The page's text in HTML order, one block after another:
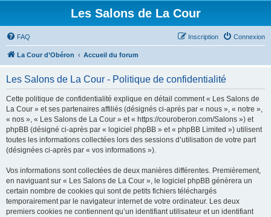
Les Salons de La Cour
FAQ Connexion
Inscription
La Cour d’Obéron Accueil du forum
Les Salons de La Cour - Politique de confidentialité
Cette politique de confidentialité explique en détail comment « Les Salons de
La Cour » et ses partenaires affiliés (désignés ci-après par « nous », « notre »,
« nos », « Les Salons de La Cour » et « https://couroberon.com/Salons ») et
phpBB (désigné ci-après par « logiciel phpBB » et « phpBB Limited ») utilisent
toutes les informations collectées lors des sessions d’utilisation de votre part
(désignées ci-après par « vos informations »).
Vos informations sont collectées de deux manières différentes. Premièrement,
en naviguant sur « Les Salons de La Cour », le logiciel phpBB génèrera un
certain nombre de cookies qui sont de petits fichiers téléchargés
temporairement par le navigateur internet de votre ordinateur. Les deux
premiers cookies ne contiennent qu’un identifiant utilisateur et un identifiant